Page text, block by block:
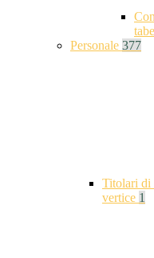
Personale 377
Titolari di
vertice 1